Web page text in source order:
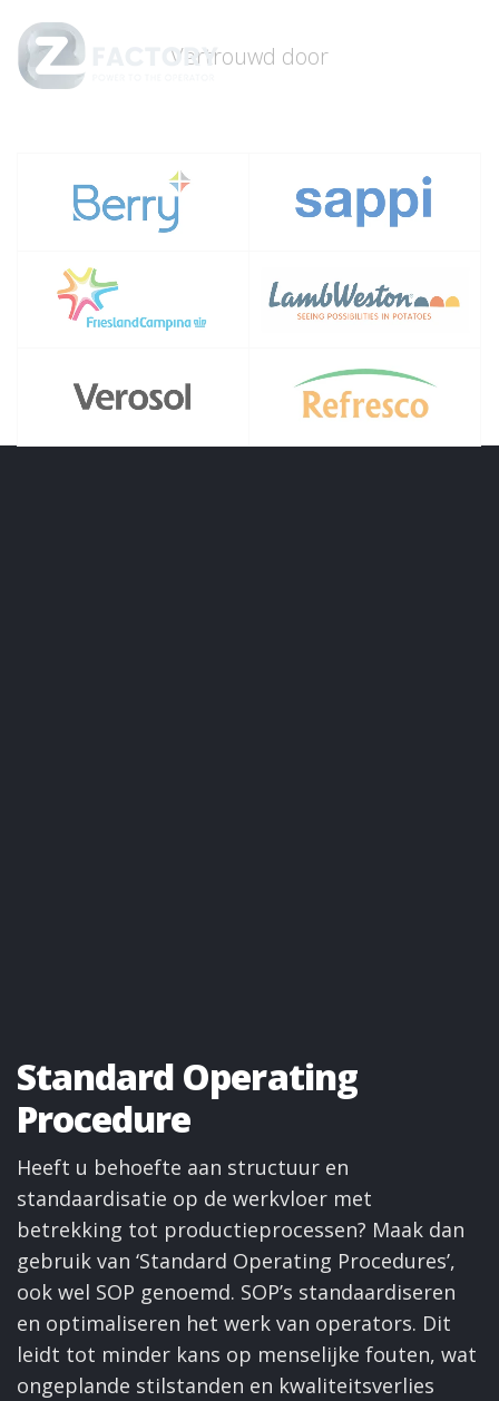
Vertrouwd door
Standard Operating
Procedure
Heeft u behoefte aan structuur en
standaardisatie op de werkvloer met
betrekking tot productieprocessen? Maak dan
gebruik van ‘Standard Operating Procedures’,
ook wel SOP genoemd. SOP’s standaardiseren
en optimaliseren het werk van operators. Dit
leidt tot minder kans op menselijke fouten, wat
ongeplande stilstanden en kwaliteitsverlies